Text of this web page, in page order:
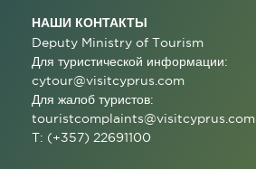
НАШИ КОНТАКТЫ
Deputy Ministry of Tourism
Для туристической информации:
cytour@visitcyprus.com
Для жалоб туристов:
touristcomplaints@visitcyprus.com
T: (+357) 22691100